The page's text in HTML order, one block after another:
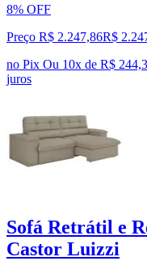
8% OFF
Preço R$ 2.247,86R$
no Pix Ou 10x de R$
juros
Sofá Retrátil e
Castor Luizzi